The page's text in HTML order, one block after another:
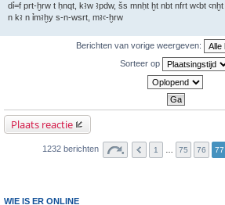
dỉ=f prt-ḫrw t ḥnqt, kꜣw ꜣpdw, šs mnḥt ḫt nbt nfrt wꜥbt
n kꜣ n ỉmꜣḫy s-n-wsrt, mꜣꜥ-ḫrw
Berichten van vorige weergeven:
Sorteer op
Plaats reactie
1232 berichten 1 … 75 76 77
WIE IS ER ONLINE